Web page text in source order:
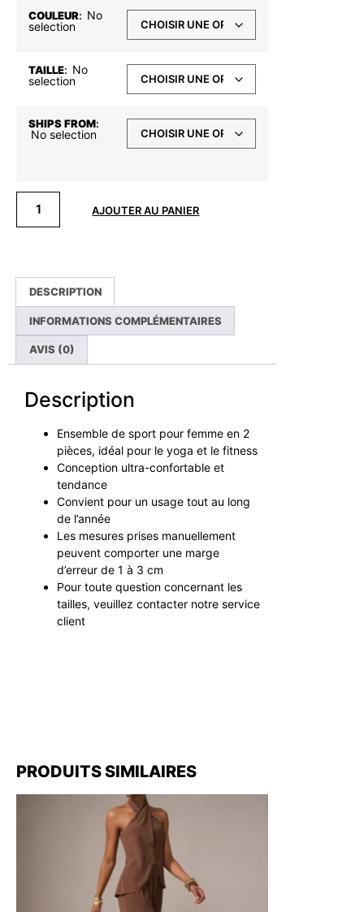
COULEUR: No
selection
TAILLE: No
selection
SHIPS FROM:
No selection
AJOUTER AU PANIER
DESCRIPTION
INFORMATIONS COMPLÉMENTAIRES
AVIS (0)
Description
Ensemble de sport pour femme en 2
pièces, idéal pour le yoga et le fitness
Conception ultra-confortable et
tendance
Convient pour un usage tout au long
de l’année
Les mesures prises manuellement
peuvent comporter une marge
d’erreur de 1 à 3 cm
Pour toute question concernant les
tailles, veuillez contacter notre service
client
PRODUITS SIMILAIRES